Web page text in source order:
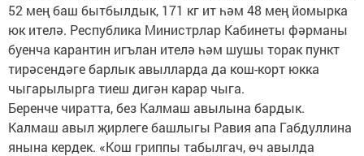
52 мең баш бытбылдык, 171 кг ит һәм 48 мең йомырка
юк ителә. Республика Министрлар Кабинеты фәрманы
буенча карантин игълан ителә һәм шушы торак пункт
тирәсендәге барлык авылларда да кош-корт юкка
чыгарылырга тиеш дигән карар чыга.
Беренче чиратта, без Калмаш авылына бардык.
Калмаш авыл җирлеге башлыгы Равия апа Габдуллина
янына кердек. «Кош гриппы табылгач, өч авылда